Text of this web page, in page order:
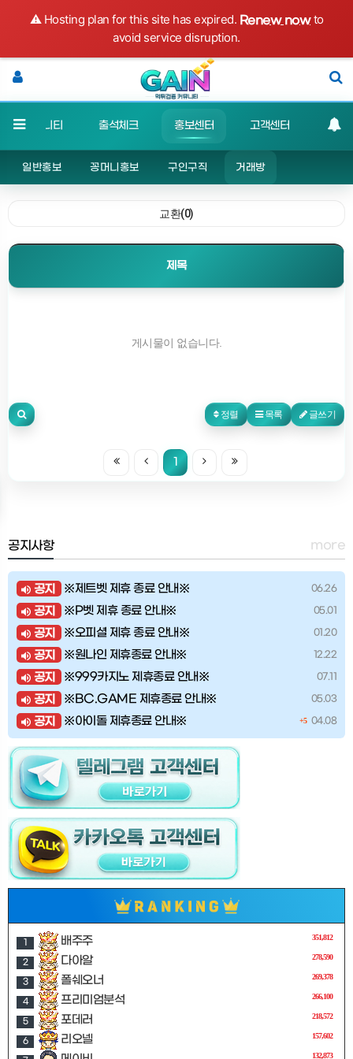
⚠️ Hosting plan for this site has expired. Renew nowto
avoid service disruption.
커뮤니티 출석체크 홍보센터 고객센터
일반홍보 꽁머니홍보 구인구직 거래방
교환(0)
제목
게시물이 없습니다.
정렬 목록 글쓰기
1
more
공지사항
06.26
공지 ※제트벳 제휴 종료 안내※
05.01
공지 ※P벳 제휴 종료 안내※
01.20
공지 ※오피셜 제휴 종료 안내※
12.22
공지 ※원나인 제휴종료 안내※
07.11
공지 ※999카지노 제휴종료 안내※
05.03
공지 ※BC.GAME 제휴종료 안내※
+5 04.08
공지 ※아이돌 제휴종료 안내※
351,812
1 배주주
278,590
2 다아알
269,378
3 폴쉐오너
266,100
4 프리미엄분석
218,572
5 포데러
157,602
6 리오넬
132,873